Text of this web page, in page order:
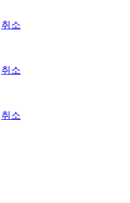
취소
취소
취소